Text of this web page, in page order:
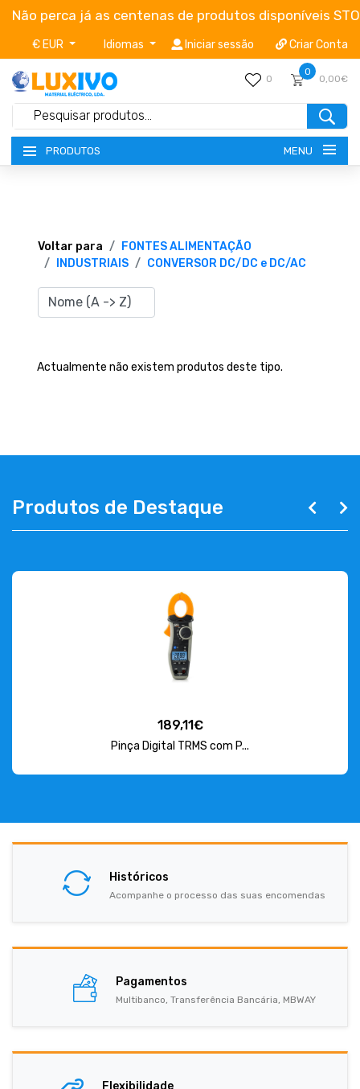
Não perca já as centenas de produtos disponíveis
€ EUR Idiomas Iniciar sessão Criar Conta
0
0
0,00€
PRODUTOS MENU
TERMOS E CONDIÇÕES
EMPRESA
Voltar para
FONTES ALIMENTAÇÃO
INDUSTRIAIS
CONVERSOR DC/DC e DC/AC
Actualmente não existem produtos deste tipo.
Produtos de Destaque
189,11€
Pinça Digital TRMS com P...
Históricos
Acompanhe o processo das suas encomendas
Pagamentos
Multibanco, Transferência Bancária, MBWAY